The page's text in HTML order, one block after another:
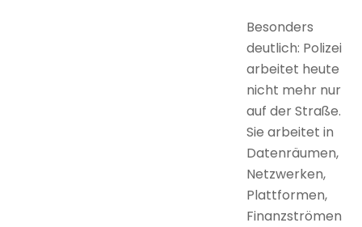
Besonders
deutlich: Polizei
arbeitet heute
nicht mehr nur
auf der Straße.
Sie arbeitet in
Datenräumen,
Netzwerken,
Plattformen,
Finanzströmen